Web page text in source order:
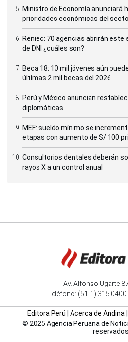
Ministro de Economía anunciará
prioridades económicas del
Reniec: 70 agencias abrirán
de DNI ¿cuáles son?
Beca 18: 10 mil jóvenes aún
últimas 2 mil becas del 2026
Perú y México anuncian
diplomáticas
MEF: sueldo mínimo se
etapas con aumento de S/ 100
Consultorios dentales deberán
rayos X a un control anual
Av. Alfonso Ugarte
Teléfono: (51-1) 315 0400
Editora Perú Acerca de Andina
© 2025 Agencia Peruana de
reservados.